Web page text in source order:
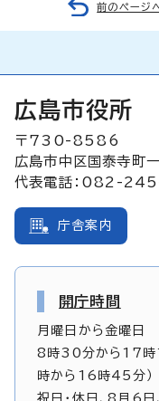
前のページ
広島市役所
〒730-8586
広島市中区国泰寺町
代表電話：082-
庁舎案内
開庁時間
月曜日から金曜日
8時30分から17時
時から16時45分）
祝日・休日、8月6